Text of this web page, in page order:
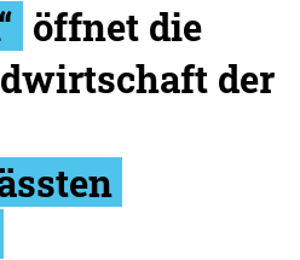
öffnet die
der